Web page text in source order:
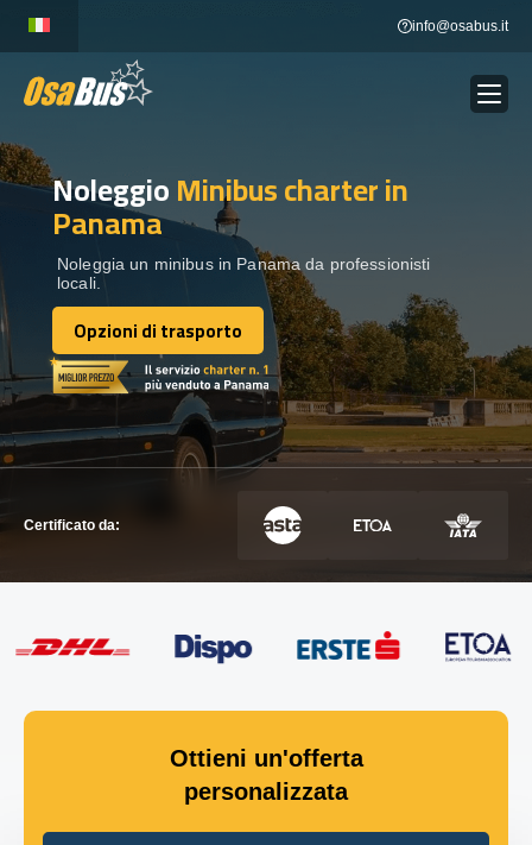
content
info@osabus.it
NOLEGGIO AUTOBUS Show dropdown
DESTINAZIONI
FLOTTA
METTITI IN CONTATTO
METTITI IN CONTATTO
NoleggioMinibus charterin
Panama
Noleggia un minibus in Panama da professionisti
locali.
Opzioni di trasporto
Opzioni di trasporto
Certificato da:
Ottieni un'offerta
personalizzata